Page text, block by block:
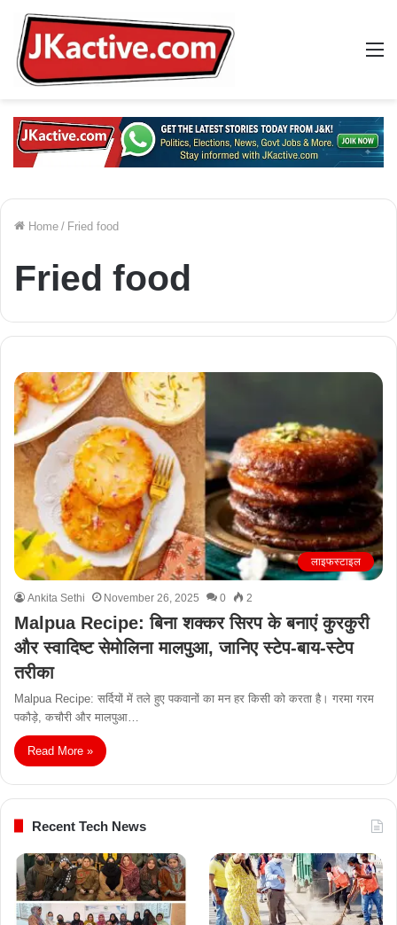
Home / Fried food
Fried food
लाइफस्टाइल
Ankita Sethi November 26, 2025 0 2
Malpua Recipe: बिना शक्कर सिरप के बनाएं कुरकुरी
और स्वादिष्ट सेमोलिना मालपुआ, जानिए स्टेप-बाय-स्टेप
तरीका
Malpua Recipe: सर्दियों में तले हुए पकवानों का मन हर किसी को करता है। गरमा गरम
पकौड़े, कचौरी और मालपुआ…
Read More »
Recent Tech News